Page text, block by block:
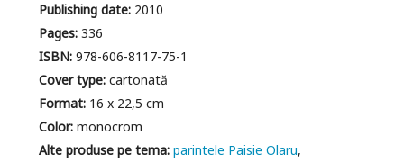
Publishing date: 2010
Pages:336
ISBN:978-606-8117-75-1
Cover type:cartonată
Format: 16 x 22,5 cm
Color:monocrom
parintele Paisie Olaru